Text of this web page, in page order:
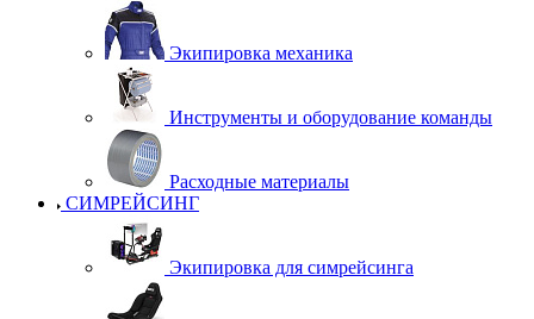
Экипировка механика
Инструменты и оборудование команды
Расходные материалы
СИМРЕЙСИНГ
Экипировка для симрейсинга